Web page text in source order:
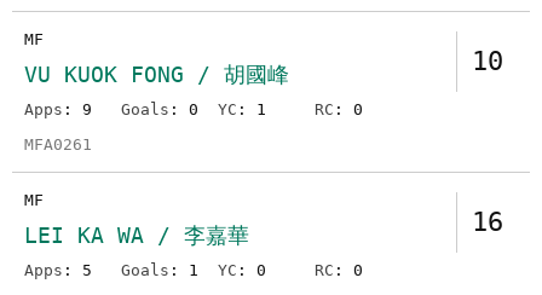
10
MF
VU KUOK FONG / 胡國峰
Apps : 9 Goals : 0 YC : 1 RC : 0
MFA0261
16
MF
LEI KA WA / 李嘉華
Apps : 5 Goals : 1 YC : 0 RC : 0